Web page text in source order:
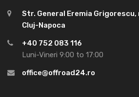
Str. General Eremia Grigorescu,
Cluj-Napoca
+40 752 083 116
Luni-Vineri 9:00 to 17:00
office@offroad24.ro